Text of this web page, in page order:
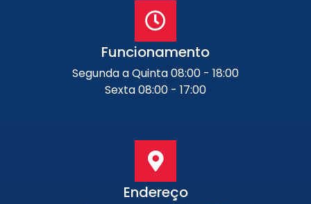
Funcionamento
Segunda a Quinta 08:00 - 18:00
Sexta 08:00 - 17:00
Endereço